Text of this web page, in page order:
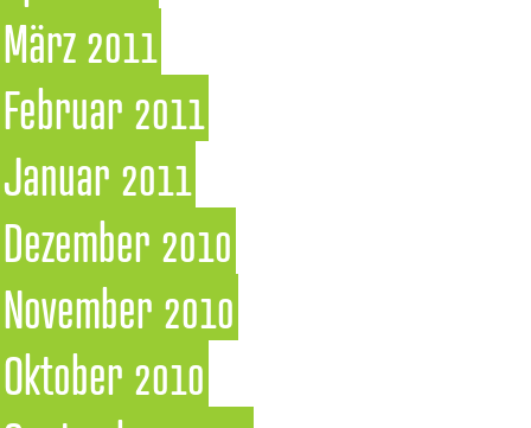
März 2011
Februar 2011
Januar 2011
Dezember 2010
November 2010
Oktober 2010